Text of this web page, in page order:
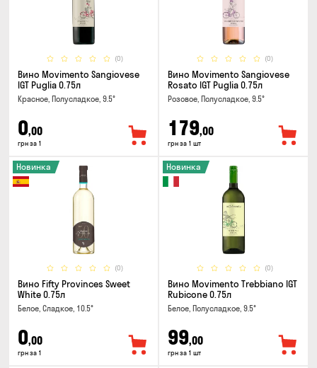
(0)
Вино Movimento Sangiovese
IGT Puglia 0.75л
Красное, Полусладкое, 9.5°
0,00
грн за 1
(0)
Вино Movimento Sangiovese
Rosato IGT Puglia 0.75л
Розовое, Полусладкое, 9.5°
179,00
грн за 1 шт
(0)
Новинка
Вино Fifty Provinces Sweet
White 0.75л
Белое, Сладкое, 10.5°
0,00
грн за 1
(0)
Новинка
Вино Movimento Trebbiano IGT
Rubicone 0.75л
Белое, Полусладкое, 9.5°
99,00
грн за 1 шт